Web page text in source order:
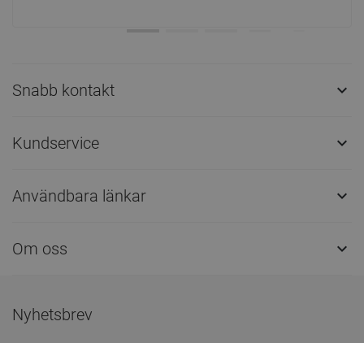
Snabb kontakt 
Kundservice 
Användbara länkar 
Om oss 
Nyhetsbrev